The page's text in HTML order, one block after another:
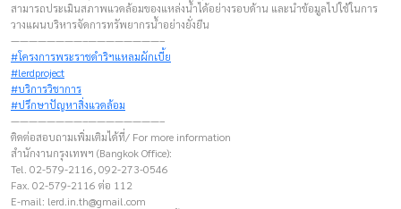
สามารถประเมินสภาพแวดล้อมของแหล่งน้ำได้อย่างรอบด้าน และนำข้อมูลไปใช้ในการ
วางแผนบริหารจัดการทรัพยากรน้ำอย่างยั่งยืน
————————–————————–
#โครงการพระราชดำริฯแหลมผักเบี้ย
#lerdproject
#บริการวิชาการ
#ปรึกษาปัญหาสิ่งแวดล้อม
————————–————————–
ติดต่อสอบถามเพิ่มเติมได้ที่/ For more information
สำนักงานกรุงเทพฯ (Bangkok Office):
Tel. 02-579-2116, 092-273-0546
Fax. 02-579-2116 ต่อ 112
E-mail: lerd.in.th@gmail.com